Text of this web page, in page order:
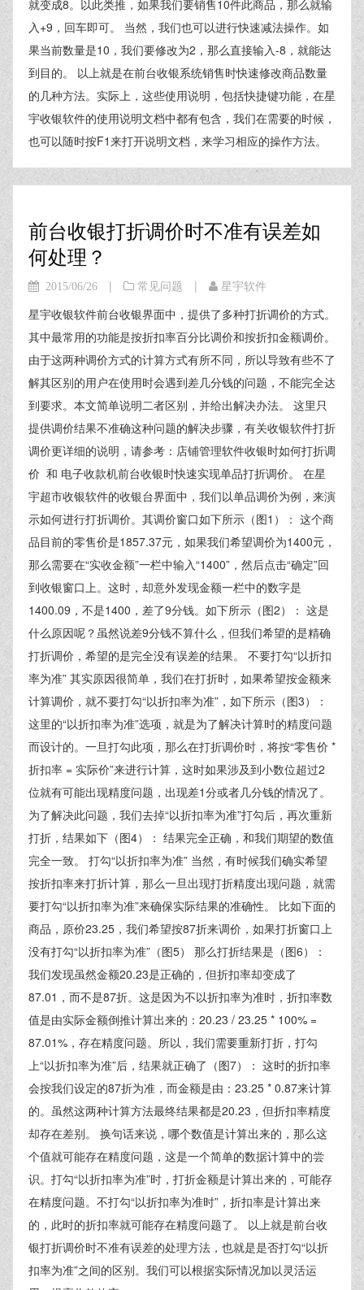
就变成8。以此类推，如果我们要销售10件此商品，那么就输
入+9，回车即可。 当然，我们也可以进行快速减法操作。如
果当前数量是10，我们要修改为2，那么直接输入-8，就能达
到目的。 以上就是在前台收银系统销售时快速修改商品数量
的几种方法。实际上，这些使用说明，包括快捷键功能，在星
宇收银软件的使用说明文档中都有包含，我们在需要的时候，
也可以随时按F1来打开说明文档，来学习相应的操作方法。
前台收银打折调价时不准有误差如
何处理？
2015/06/26 | 常见问题 | 星宇软件
星宇收银软件前台收银界面中，提供了多种打折调价的方式。
其中最常用的功能是按折扣率百分比调价和按折扣金额调价。
由于这两种调价方式的计算方式有所不同，所以导致有些不了
解其区别的用户在使用时会遇到差几分钱的问题，不能完全达
到要求。本文简单说明二者区别，并给出解决办法。 这里只
提供调价结果不准确这种问题的解决步骤，有关收银软件打折
调价更详细的说明，请参考：店铺管理软件收银时如何打折调
价 和 电子收款机前台收银时快速实现单品打折调价。 在星
宇超市收银软件的收银台界面中，我们以单品调价为例，来演
示如何进行打折调价。其调价窗口如下所示（图1）： 这个商
品目前的零售价是1857.37元，如果我们希望调价为1400元，
那么需要在“实收金额”一栏中输入“1400”，然后点击“确定”回
到收银窗口上。这时，却意外发现金额一栏中的数字是
1400.09，不是1400，差了9分钱。如下所示（图2）： 这是
什么原因呢？虽然说差9分钱不算什么，但我们希望的是精确
打折调价，希望的是完全没有误差的结果。 不要打勾“以折扣
率为准” 其实原因很简单，我们在打折时，如果希望按金额来
计算调价，就不要打勾“以折扣率为准”，如下所示（图3）：
这里的“以折扣率为准”选项，就是为了解决计算时的精度问题
而设计的。一旦打勾此项，那么在打折调价时，将按“零售价 *
折扣率 = 实际价”来进行计算，这时如果涉及到小数位超过2
位就有可能出现精度问题，出现差1分或者几分钱的情况了。
为了解决此问题，我们去掉“以折扣率为准”打勾后，再次重新
打折，结果如下（图4）： 结果完全正确，和我们期望的数值
完全一致。 打勾“以折扣率为准” 当然，有时候我们确实希望
按折扣率来打折计算，那么一旦出现打折精度出现问题，就需
要打勾“以折扣率为准”来确保实际结果的准确性。 比如下面的
商品，原价23.25，我们希望按87折来调价，如果打折窗口上
没有打勾“以折扣率为准”（图5） 那么打折结果是（图6）：
我们发现虽然金额20.23是正确的，但折扣率却变成了
87.01，而不是87折。这是因为不以折扣率为准时，折扣率数
值是由实际金额倒推计算出来的：20.23 / 23.25 * 100% =
87.01%，存在精度问题。所以，我们需要重新打折，打勾
上“以折扣率为准”后，结果就正确了（图7）： 这时的折扣率
会按我们设定的87折为准，而金额是由：23.25 * 0.87来计算
的。虽然这两种计算方法最终结果都是20.23，但折扣率精度
却存在差别。 换句话来说，哪个数值是计算出来的，那么这
个值就可能存在精度问题，这是一个简单的数据计算中的尝
识。打勾“以折扣率为准”时，打折金额是计算出来的，可能存
在精度问题。不打勾“以折扣率为准时”，折扣率是计算出来
的，此时的折扣率就可能存在精度问题了。 以上就是前台收
银打折调价时不准有误差的处理方法，也就是是否打勾“以折
扣率为准”之间的区别。我们可以根据实际情况加以灵活运